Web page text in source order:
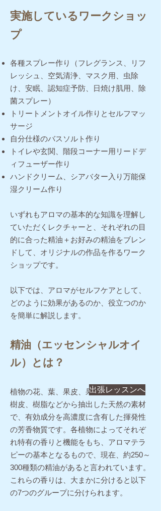
実施しているワークショッ
プ
各種スプレー作り（フレグランス、リフ
レッシュ、空気清浄、マスク用、虫除
け、安眠、認知症予防、日焼け肌用、除
菌スプレー）
トリートメントオイル作りとセルフマッ
サージ
自分仕様のバスソルト作り
トイレや玄関、階段コーナー用リードデ
ィフューザー作り
ハンドクリーム、シアバター入り万能保
湿クリーム作り
いずれもアロマの基本的な知識を理解し
ていただくレクチャーと、それぞれの目
的に合った精油＋お好みの精油をブレン
ドして、オリジナルの作品を作るワーク
ショップです。
以下では、アロマがセルフケアとして、
どのように効果があるのか、役立つのか
を簡単に解説します。
精油（エッセンシャルオイ
ル）とは？
植物の花、葉、果皮、果実、根、種子、
樹皮、樹脂などから抽出した天然の素材
で、有効成分を高濃度に含有した揮発性
の芳香物質です。各植物によってそれぞ
れ特有の香りと機能をもち、アロマテラ
ピーの基本となるもので、現在、約250～
300種類の精油があると言われています。
これらの香りは、大まかに分けると以下
の7つのグループに分けられます。
出張レッスンへ